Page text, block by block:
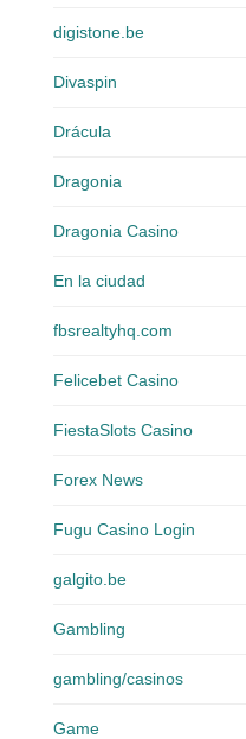
digistone.be
Divaspin
Drácula
Dragonia
Dragonia Casino
En la ciudad
fbsrealtyhq.com
Felicebet Casino
FiestaSlots Casino
Forex News
Fugu Casino Login
galgito.be
Gambling
gambling/casinos
Game